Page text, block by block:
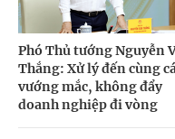
Phó Thủ tướng Nguyễn
Thắng: Xử lý đến cùng
vướng mắc, không đẩy
doanh nghiệp đi vòng